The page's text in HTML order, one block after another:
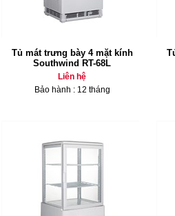
Tủ mát trưng bày 4 mặt kính
Southwind RT-68L
Liên hệ
Bảo hành : 12 tháng